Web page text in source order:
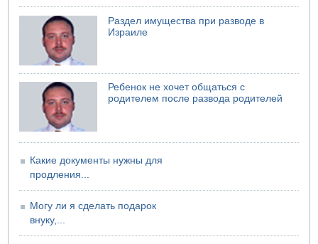
Раздел имущества при разводе в
Израиле
Ребенок не хочет общаться с
родителем после развода родителей
Какие документы нужны для
продления...
Могу ли я сделать подарок
внуку,...